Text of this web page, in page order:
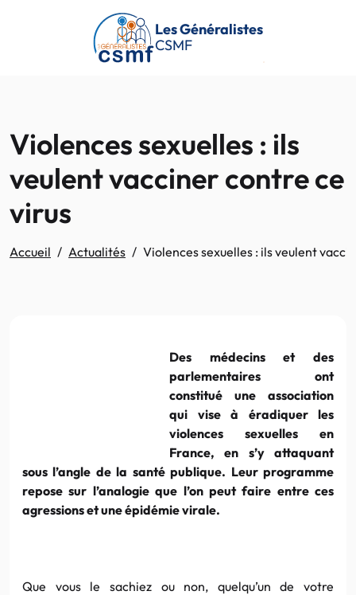
Passer au contenu principal
Les Généralistes
CSMF
Violences sexuelles : ils
veulent vacciner contre ce
virus
Accueil Actualités Violences sexuelles : ils veulent
Des médecins et des
parlementaires ont
constitué une association
qui vise à éradiquer les
violences sexuelles en
France, en s’y attaquant
sous l’angle de la santé publique. Leur programme
repose sur l’analogie que l’on peut faire entre ces
agressions et une épidémie virale.
Que vous le sachiez ou non, quelqu’un de votre